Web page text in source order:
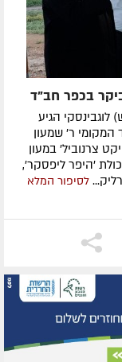
בכפר חב"ד
הגיע
המקומי ר' שמעון
צרנוביל' במעון
חב"ד, ביקר בבית אגו"ח 770, במכולת 'היפר ליפסקר',
לסיפור המלא